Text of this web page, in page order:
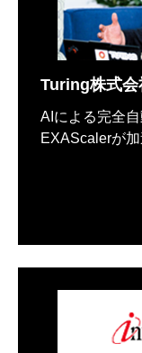
Turing株式会
AIによる完全
EXAScalerが加